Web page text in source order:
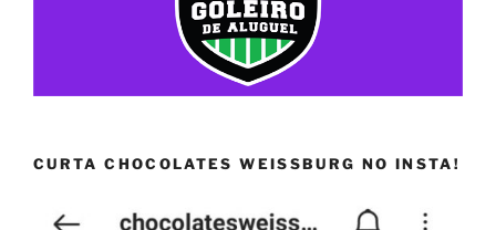
CURTA CHOCOLATES WEISSBURG NO INSTA!